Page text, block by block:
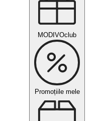
MODIVOclub
Promoțiile mele